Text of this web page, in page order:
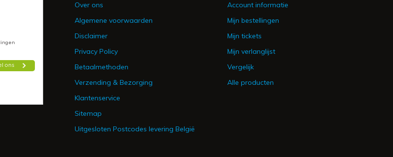
Over ons
Algemene voorwaarden
Disclaimer
Privacy Policy
Betaalmethoden
Verzending & Bezorging
Klantenservice
Sitemap
Uitgesloten Postcodes levering België
Account informatie
Mijn bestellingen
Mijn tickets
Mijn verlanglijst
Vergelijk
Alle producten